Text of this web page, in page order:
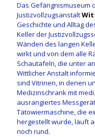
Das Gefängnismuseum
Justizvollzugsanstalt
Geschichte und Alltag
Keller der
Wänden des langen
wirkt und von dem alle
Schautafeln, die unter
Wittlicher Anstalt
sind Vitrinen, in denen
Medizinschrank mit
ausrangiertes
Tätowiermaschine, die
hergestellt wurde, läuft
noch rund.